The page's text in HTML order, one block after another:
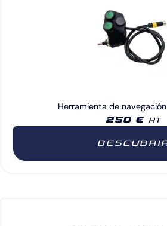
Herramienta de
250 € HT